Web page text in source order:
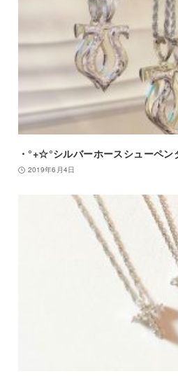
・°+☆°シルバーホースシューペン
2019年6月4日